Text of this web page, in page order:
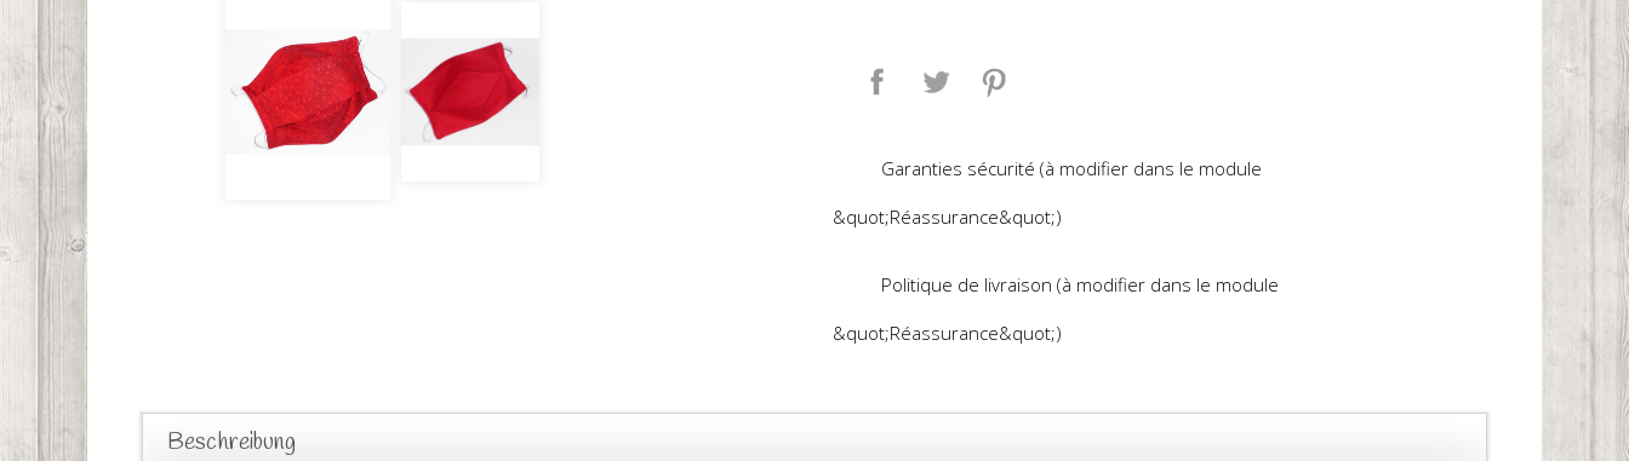
Teilen Tweet
Garanties sécurité (à modifier dans le module
&quot;Réassurance&quot;)
Politique de livraison (à modifier dans le module
&quot;Réassurance&quot;)
Beschreibung